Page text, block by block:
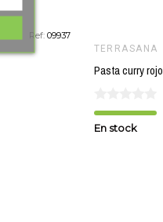
Ref: 09937
TERRASANA
En stock